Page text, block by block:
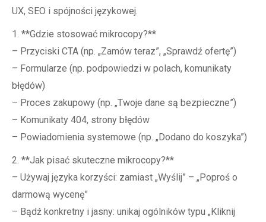
UX, SEO i spójności językowej.
1. **Gdzie stosować mikrocopy?**
– Przyciski CTA (np. „Zamów teraz”, „Sprawdź ofertę”)
– Formularze (np. podpowiedzi w polach, komunikaty
błędów)
– Proces zakupowy (np. „Twoje dane są bezpieczne”)
– Komunikaty 404, strony błędów
– Powiadomienia systemowe (np. „Dodano do koszyka”)
2. **Jak pisać skuteczne mikrocopy?**
– Używaj języka korzyści: zamiast „Wyślij” – „Poproś o
darmową wycenę”
– Bądź konkretny i jasny: unikaj ogólników typu „Kliknij